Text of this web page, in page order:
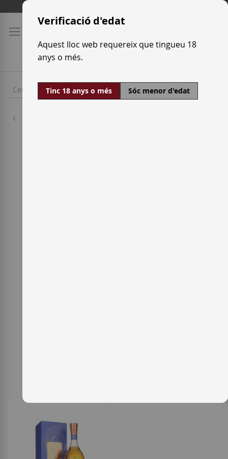
Skip
Content
Verificació d'edat
Aquest lloc web requereix que tingueu 18
anys o més.
Tinc 18 anys o més Sóc menor d'edat